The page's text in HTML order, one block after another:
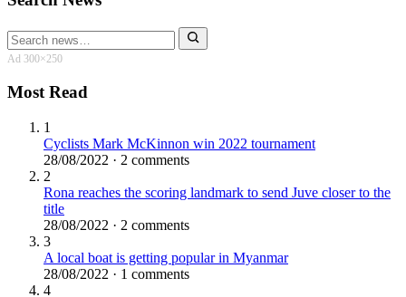
Search
for:
Ad 300×250
Most Read
1
Cyclists Mark McKinnon win 2022 tournament
28/08/2022 · 2 comments
2
Rona reaches the scoring landmark to send Juve closer to the
title
28/08/2022 · 2 comments
3
A local boat is getting popular in Myanmar
28/08/2022 · 1 comments
4